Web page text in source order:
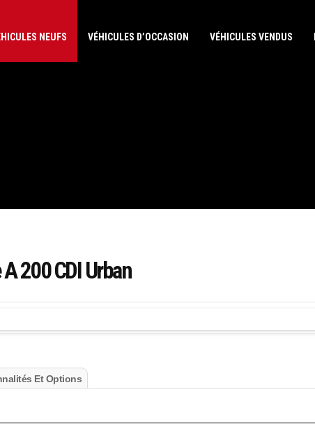
NEUFS VÉHICULES D’OCCASION VÉHICULES VENDUS
200 CDI Urban
Et Options